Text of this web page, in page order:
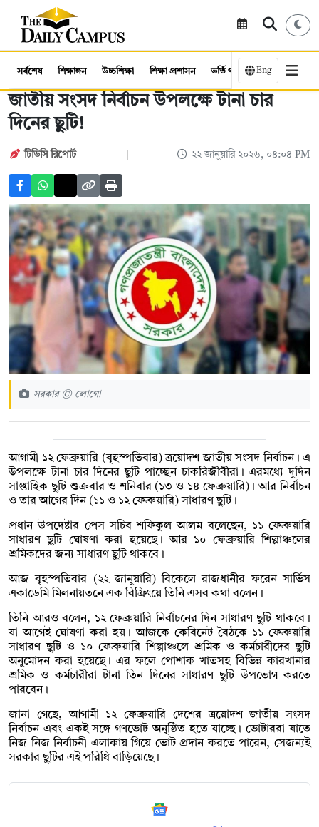
সর্বশেষ শিক্ষাঙ্গন উচ্চশিক্ষা শিক্ষা প্রশাসন ভর্তি পরীক্ষা কর্মসংস্থান
Eng
জাতীয় সংসদ নির্বাচন উপলক্ষে টানা চার
দিনের ছুটি!
টিডিসি রিপোর্ট ২২ জানুয়ারি ২০২৬, ০৪:০৪ PM
সরকার © লোগো
আগামী ১২ ফেব্রুয়ারি (বৃহস্পতিবার) ত্রয়োদশ জাতীয় সংসদ নির্বাচন। এ
উপলক্ষে টানা চার দিনের ছুটি পাচ্ছেন চাকরিজীবীরা। এরমধ্যে দুদিন
সাপ্তাহিক ছুটি শুক্রবার ও শনিবার (১৩ ও ১৪ ফেব্রুয়ারি)। আর নির্বাচন
ও তার আগের দিন (১১ ও ১২ ফেব্রুয়ারি) সাধারণ ছুটি।
প্রধান উপদেষ্টার প্রেস সচিব শফিকুল আলম বলেছেন, ১১ ফেব্রুয়ারি
সাধারণ ছুটি ঘোষণা করা হয়েছে। আর ১০ ফেব্রুয়ারি শিল্পাঞ্চলের
শ্রমিকদের জন্য সাধারণ ছুটি থাকবে।
আজ বৃহস্পতিবার (২২ জানুয়ারি) বিকেলে রাজধানীর ফরেন সার্ভিস
একাডেমি মিলনায়তনে এক বিফ্রিংয়ে তিনি এসব কথা বলেন।
তিনি আরও বলেন, ১২ ফেব্রুয়ারি নির্বাচনের দিন সাধারণ ছুটি থাকবে।
যা আগেই ঘোষণা করা হয়। আজকে কেবিনেট বৈঠকে ১১ ফেব্রুয়ারি
সাধারণ ছুটি ও ১০ ফেব্রুয়ারি শিল্পাঞ্চলে শ্রমিক ও কর্মচারীদের ছুটি
অনুমোদন করা হয়েছে। এর ফলে পোশাক খাতসহ বিভিন্ন কারখানার
শ্রমিক ও কর্মচারীরা টানা তিন দিনের সাধারণ ছুটি উপভোগ করতে
পারবেন।
জানা গেছে, আগামী ১২ ফেব্রুয়ারি দেশের ত্রয়োদশ জাতীয় সংসদ
নির্বাচন এবং একই সঙ্গে গণভোট অনুষ্ঠিত হতে যাচ্ছে। ভোটাররা যাতে
নিজ নিজ নির্বাচনী এলাকায় গিয়ে ভোট প্রদান করতে পারেন, সেজন্যই
সরকার ছুটির এই পরিধি বাড়িয়েছে।